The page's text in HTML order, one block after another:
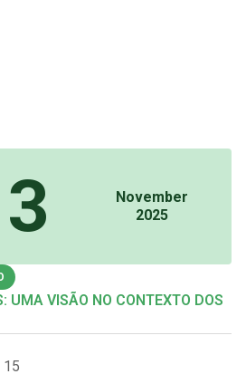
3
November
2025
UMA VISÃO NO CONTEXTO DOS
15